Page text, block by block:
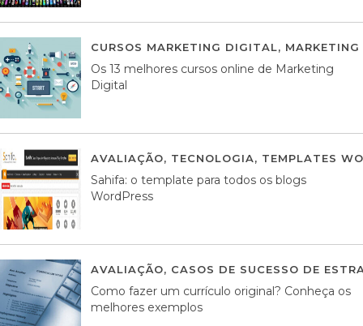
CURSOS MARKETING DIGITAL,
Os 13 melhores cursos online de Marketing
Digital
AVALIAÇÃO, TECNOLOGIA, TEMPLATES
Sahifa: o template para todos os blogs
WordPress
AVALIAÇÃO, CASOS DE SUCESSO DE
Como fazer um currículo original? Conheça os
melhores exemplos